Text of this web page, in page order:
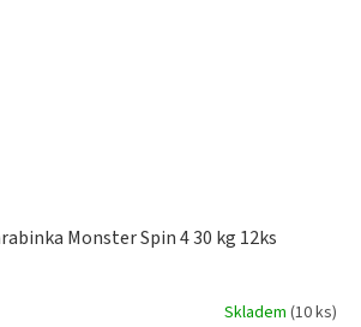
Monster Spin 4 30 kg 12ks
Skladem (10 ks)